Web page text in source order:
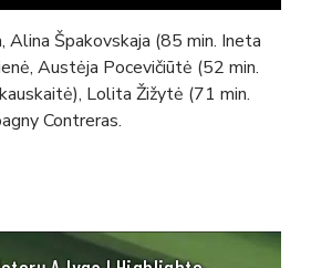
Alina Špakovskaja (85 min. Ineta
Austėja Pocevičiūtė (52 min.
Lolita Žižytė (71 min.
Contreras.